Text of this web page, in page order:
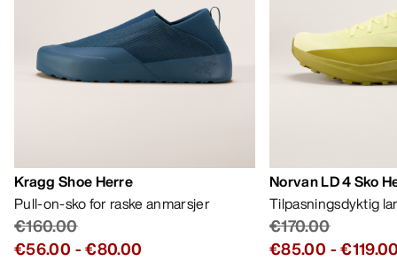
Kragg Shoe Herre
Pull-on-sko for raske anmarsjer
€160.00
€56.00 -€80.00
Norvan LD 4 Sko
Tilpasningsdyktig
€170.00
€85.00 -